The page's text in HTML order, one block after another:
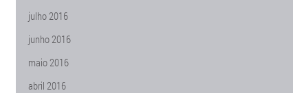
julho 2016
junho 2016
maio 2016
abril 2016